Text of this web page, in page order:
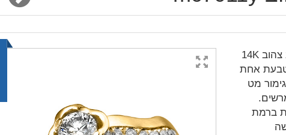
טבעת אירוסין מיוחדת ובלעדית בעיצובה בזהב צהוב 14K
אחת
מט
ברמת